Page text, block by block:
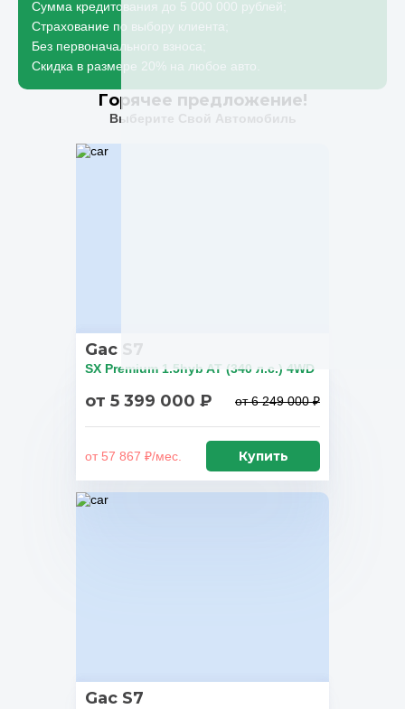
Сумма кредитования до 5 000 000 рублей;
Страхование по выбору клиента;
Без первоначального взноса;
Скидка в размере 20% на любое авто.
Горячее предложение!
Выберите Свой Автомобиль
Gac S7
SX Premium 1.5hyb AT (340 л.с.) 4WD
от 5 399 000 ₽ от 6 249 000 ₽
от 57 867 ₽/мес. Купить
Gac S7